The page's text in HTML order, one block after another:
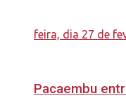
Pacaembu